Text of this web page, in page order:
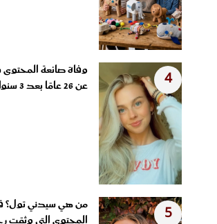
4
وفاة صانعة
عن 26 عامًا بعد 3 سنوات...
5
من هي سيدني تول؟